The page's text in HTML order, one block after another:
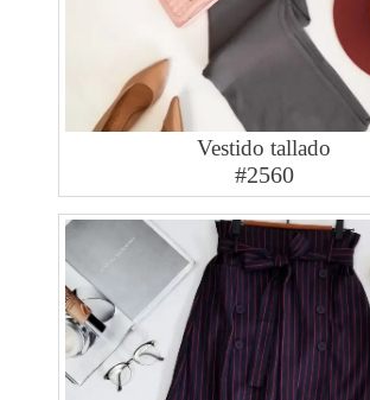
Vestido tallado
#2560